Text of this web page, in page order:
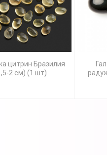
цитрин Бразилия
2 см) (1 шт)